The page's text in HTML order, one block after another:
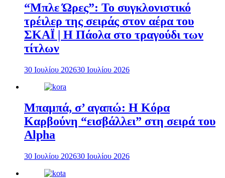
“Μπλε Ώρες”: Το συγκλονιστικό
τρέιλερ της σειράς στον αέρα του
ΣΚΑΪ | Η Πάολα στο τραγούδι των
τίτλων
30 Ιουλίου 202630 Ιουλίου 2026
Μπαμπά, σ’ αγαπώ: Η Κόρα
Καρβούνη “εισβάλλει” στη σειρά του
Alpha
30 Ιουλίου 202630 Ιουλίου 2026